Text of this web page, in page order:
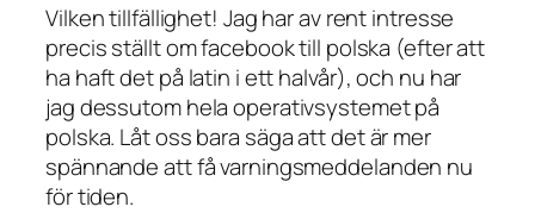
Vilken tillfällighet! Jag har av rent intresse
precis ställt om facebook till polska (efter att
ha haft det på latin i ett halvår), och nu har
jag dessutom hela operativsystemet på
polska. Låt oss bara säga att det är mer
spännande att få varningsmeddelanden nu
för tiden.